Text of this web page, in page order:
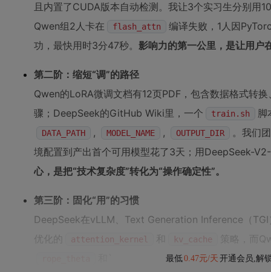
且内置了CUDA版本自动检测。我让3个实习生分别用
Qwen组2人卡在
flash_attn
编译失败，1人因
功，最快用时3分47秒。 影响力的第一公里，是让用户
第二阶：缩短“调”的路径
Qwen的LoRA微调文档有12页PDF，包含数据格式转
骤；DeepSeek的GitHub Wiki里，一个
train.sh 脚
DATA_PATH , MODEL_NAME , OUTPUT_DIR
。我们
境配置到产出首个可用模型花了3天；用DeepSeek-
心，是把“技术复杂度”转化为“操作确定性”。
第三阶：固化“用”的习惯
DeepSeek在vLLM、Text Generation Inference（
优化的
attention_kernel 和 kv_cache 策略，而
最低0.47元/天 开通会员,解